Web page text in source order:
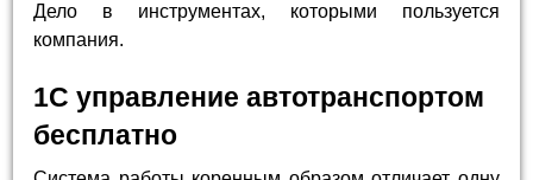
Дело в инструментах, которыми пользуется
компания.
1С управление автотранспортом
бесплатно